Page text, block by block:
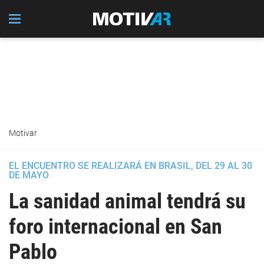
Motivar
EL ENCUENTRO SE REALIZARÁ EN BRASIL, DEL 29 AL 30
DE MAYO
La sanidad animal tendrá su
foro internacional en San
Pablo